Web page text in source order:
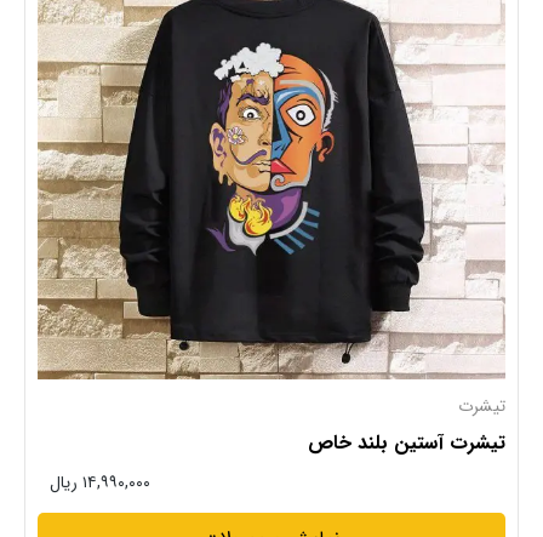
تیشرت
تیشرت آستین بلند خاص
۱۴,۹۹۰,۰۰۰ ریال